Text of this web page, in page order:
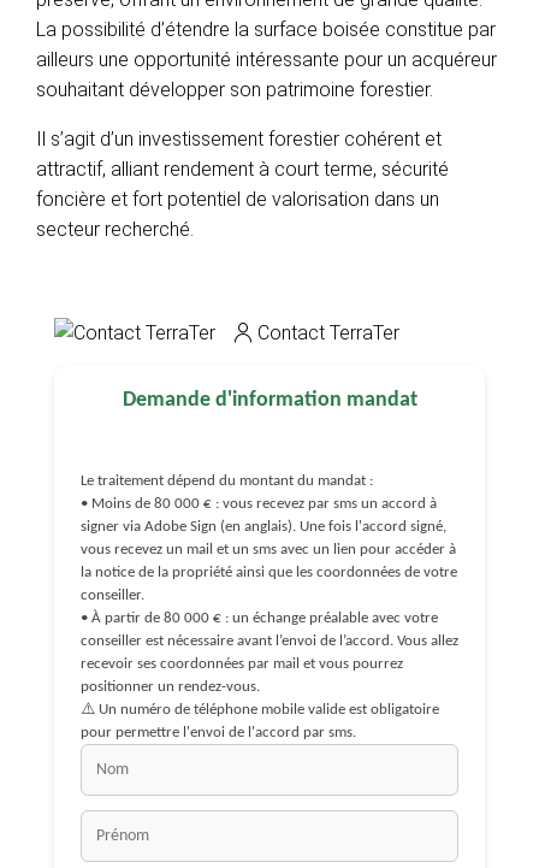
La possibilité d’étendre la surface boisée constitue par
ailleurs une opportunité intéressante pour un acquéreur
souhaitant développer son patrimoine forestier.
Il s’agit d’un investissement forestier cohérent et
attractif, alliant rendement à court terme, sécurité
foncière et fort potentiel de valorisation dans un
secteur recherché.
Contact TerraTer
Demande d'information mandat
Le traitement dépend du montant du mandat :
• Moins de 80 000 € : vous recevez par sms un accord à
signer via Adobe Sign (en anglais). Une fois l'accord signé,
vous recevez un mail et un sms avec un lien pour accéder à
la notice de la propriété ainsi que les coordonnées de votre
conseiller.
• À partir de 80 000 € : un échange préalable avec votre
conseiller est nécessaire avant l’envoi de l’accord. Vous allez
recevoir ses coordonnées par mail et vous pourrez
positionner un rendez-vous.
⚠️ Un numéro de téléphone mobile valide est obligatoire
pour permettre l'envoi de l'accord par sms.